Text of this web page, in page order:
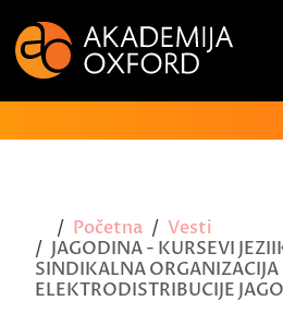
Početna
Vesti
JAGODINA - KURSEVI
SINDIKALNA ORGANIZACIJA
ELEKTRODISTRIBUCIJE